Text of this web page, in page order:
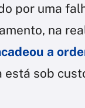
por uma
na
a
está sob